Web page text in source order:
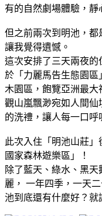
有的自然劇場體驗，靜
但之前兩次到明池，
讓我覺得遺憾。
這次安排了三天兩夜
於「力麗馬告生態園
木園區，飽覽亞洲最
觀山嵐飄渺宛如人間
的洗禮，讓人每一口呼
此次入住「明池山莊
國家森林遊樂區」！
除了藍天、綠水、黑
麗， 一年四季，一天
池到底還有什麼好？就